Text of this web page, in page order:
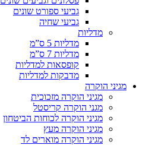
גביעי ספורט שונים
גביעי שחיה
מדליות
מדליות 5 ס”מ
מדליות 7 ס”מ
קופסאות למדליות
מדבקות למדליות
מגיני הוקרה
מגיני הוקרה מזכוכית
מגני הוקרה קריסטל
מגיני הוקרה לכוחות הביטחון
מגיני הוקרה מעץ
מגיני הוקרה מוארים לד